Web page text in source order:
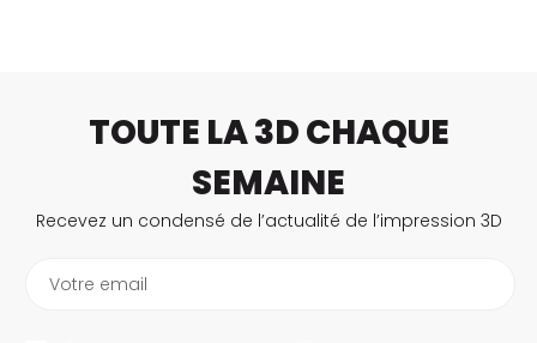
TOUTE LA 3D CHAQUE
SEMAINE
Recevez un condensé de l’actualité de l’impression 3D
Votre email